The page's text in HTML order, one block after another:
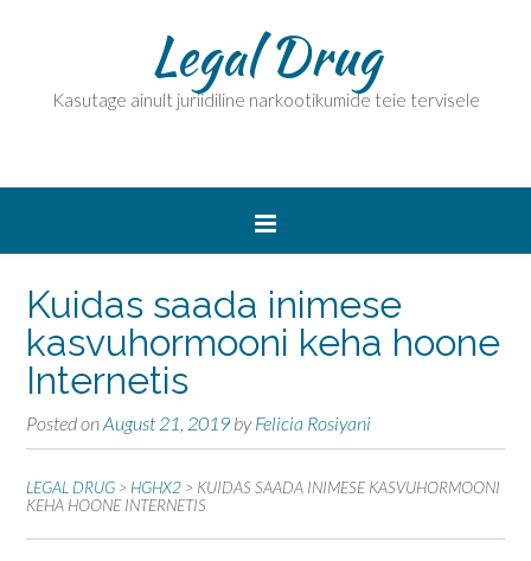
Legal Drug
Kasutage ainult juriidiline narkootikumide teie tervisele
Kuidas saada inimese
kasvuhormooni keha hoone
Internetis
Posted onAugust 21, 2019 byFelicia Rosiyani
LEGAL DRUG > HGHX2 > KUIDAS SAADA INIMESE KASVUHORMOONI
KEHA HOONE INTERNETIS